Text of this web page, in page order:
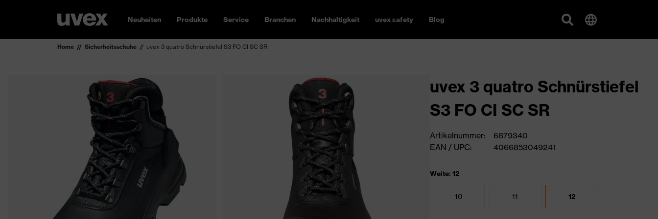
Neuheiten Produkte Service Branchen Nachhaltigkeit uvex safety Blog
Home Sicherheitsschuhe uvex 3 quatro Schnürstiefel S3 FO CI SC SR
uvex 3 quatro Schnürstiefel
S3 FO CI SC SR
Artikelnummer:
6879340
EAN / UPC:
4066853049241
Weite: 12
10 11 12